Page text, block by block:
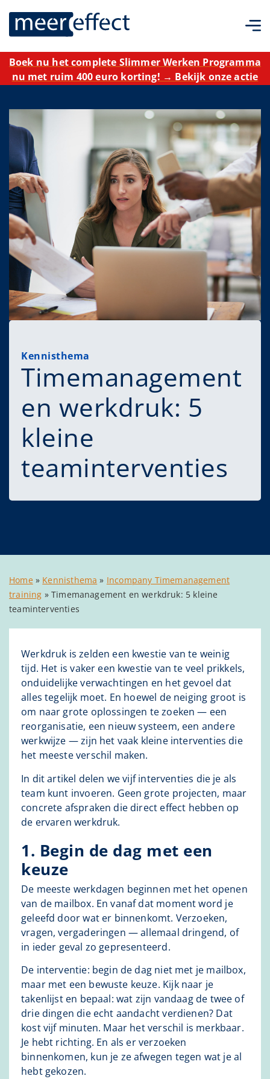
Boek nu het complete Slimmer Werken Programma
nu met ruim 400 euro korting! → Bekijk onze actie
Kennisthema
Timemanagement
en werkdruk: 5
kleine
teaminterventies
Home» Kennisthema » Incompany Timemanagement
training » Timemanagement en werkdruk: 5 kleine
teaminterventies
Werkdruk is zelden een kwestie van te weinig
tijd. Het is vaker een kwestie van te veel prikkels,
onduidelijke verwachtingen en het gevoel dat
alles tegelijk moet. En hoewel de neiging groot is
om naar grote oplossingen te zoeken — een
reorganisatie, een nieuw systeem, een andere
werkwijze — zijn het vaak kleine interventies die
het meeste verschil maken.
In dit artikel delen we vijf interventies die je als
team kunt invoeren. Geen grote projecten, maar
concrete afspraken die direct effect hebben op
de ervaren werkdruk.
1. Begin de dag met een
keuze
De meeste werkdagen beginnen met het openen
van de mailbox. En vanaf dat moment word je
geleefd door wat er binnenkomt. Verzoeken,
vragen, vergaderingen — allemaal dringend, of
in ieder geval zo gepresenteerd.
De interventie: begin de dag niet met je mailbox,
maar met een bewuste keuze. Kijk naar je
takenlijst en bepaal: wat zijn vandaag de twee of
drie dingen die echt aandacht verdienen? Dat
kost vijf minuten. Maar het verschil is merkbaar.
Je hebt richting. En als er verzoeken
binnenkomen, kun je ze afwegen tegen wat je al
hebt gekozen.